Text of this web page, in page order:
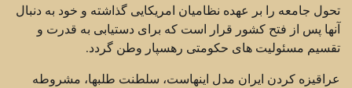
تحول جامعه را بر عهده نظامیان امریکایی گذاشته و خود به دنبال
آنها پس از فتح کشور قرار است که برای دستیابی به قدرت و
تقسیم مسئولیت های حکومتی رهسپار وطن گردد.
عراقیزه کردن ایران مدل اینهاست، سلطنت طلبها، مشروطه